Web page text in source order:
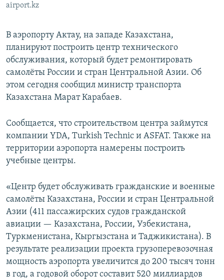
airport.kz
В аэропорту Актау, на западе Казахстана,
планируют построить центр технического
обслуживания, который будет ремонтировать
самолёты России и стран Центральной Азии. Об
этом сегодня сообщил министр транспорта
Казахстана Марат Карабаев.
Сообщается, что строительством центра займутся
компании YDA, Turkish Technic и ASFAT. Также на
территории аэропорта намерены построить
учебные центры.
«Центр будет обслуживать гражданские и военные
самолёты Казахстана, России и стран Центральной
Азии (411 пассажирских судов гражданской
авиации — Казахстана, России, Узбекистана,
Туркменистана, Кыргызстана и Таджикистана). В
результате реализации проекта грузоперевозочная
мощность аэропорта увеличится до 200 тысяч тонн
в год, а годовой оборот составит 520 миллиардов